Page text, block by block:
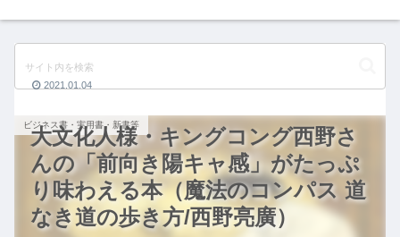
大文化人様・キングコング西野さ
んの「前向き陽キャ感」がたっぷ
り味わえる本（魔法のコンパス 道
なき道の歩き方/西野亮廣）
ビジネス書・実用書・新書等
2021.01.04